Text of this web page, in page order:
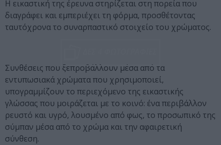
Η εικαστική της έρευνα στηρίζεται στη πορεία που
διαγράφει και εμπεριέχει τη φόρμα, προσθέτοντας
ταυτόχρονα το συναρπαστικό στοιχείο του χρώματος.
Συνθέσεις που ξεπροβάλλουν μέσα από τα
εντυπωσιακά χρώματα που χρησιμοποιεί,
υπογραμμίζουν το περιεχόμενο της εικαστικής
γλώσσας που μοιράζεται με το κοινό: ένα περιβάλλον
ρευστό και υγρό, λουσμένο από φως, το προσωπικό της
σύμπαν μέσα από το χρώμα και την αφαιρετική
σύνθεση.